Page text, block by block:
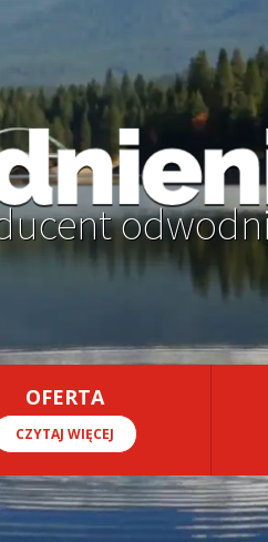
OFERTA
CZYTAJ WIĘCEJ